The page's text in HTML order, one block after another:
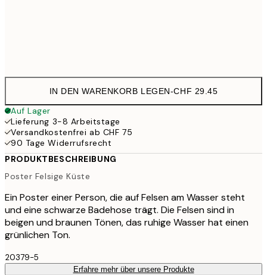
IN DEN WARENKORB LEGEN-CHF 29.45
Auf Lager
Lieferung 3-8 Arbeitstage
Versandkostenfrei ab CHF 75
90 Tage Widerrufsrecht
PRODUKTBESCHREIBUNG
Poster Felsige Küste
Ein Poster einer Person, die auf Felsen am Wasser steht
und eine schwarze Badehose trägt. Die Felsen sind in
beigen und braunen Tönen, das ruhige Wasser hat einen
grünlichen Ton.
20379-5
Erfahre mehr über unsere Produkte